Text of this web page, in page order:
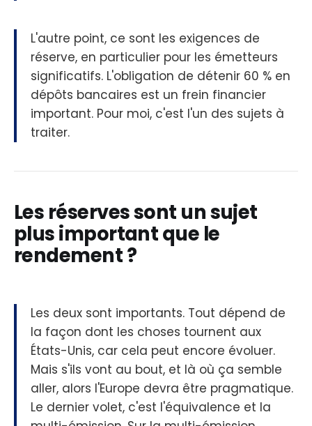
L'autre point, ce sont les exigences de
réserve, en particulier pour les émetteurs
significatifs. L'obligation de détenir 60 % en
dépôts bancaires est un frein financier
important. Pour moi, c'est l'un des sujets à
traiter.
Les réserves sont un sujet
plus important que le
rendement ?
Les deux sont importants. Tout dépend de
la façon dont les choses tournent aux
États-Unis, car cela peut encore évoluer.
Mais s'ils vont au bout, et là où ça semble
aller, alors l'Europe devra être pragmatique.
Le dernier volet, c'est l'équivalence et la